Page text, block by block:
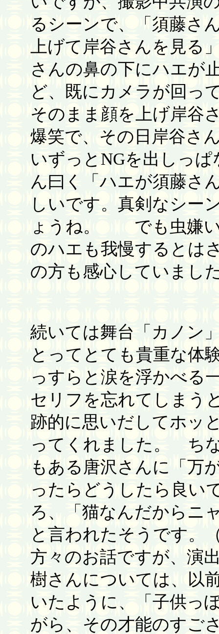
るシーンで、「須藤さ
上げて岸谷さんを見る
さんの鼻の下にハエが
ど、既にカメラが回っ
そのまま顔を上げ岸谷
爆笑で、その日岸谷さ
いずっとNGを出しっ
ん曰く「ハエが須藤さ
しいです。真剣なシー
ょうね。 でも虫嫌い
のハエも我慢するとは
の方も感心していまし
続いては舞台「カノ
とってとても貴重な体
っすらと涙を浮かべ
セリフを忘れてしまう
跡的に思いだしてホッ
ってくれました。 ち
もある唐沢さんに「万
ったらどうしたら良い
ろ、「猫なんだからニ
と言われたそうです
方々のお話ですが、演
樹さんについては、以
いたように、「子供っ
がら、その才能のすご